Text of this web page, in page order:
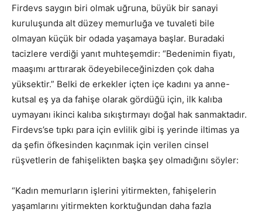
Firdevs saygın biri olmak uğruna, büyük bir sanayi
kuruluşunda alt düzey memurluğa ve tuvaleti bile
olmayan küçük bir odada yaşamaya başlar. Buradaki
tacizlere verdiği yanıt muhteşemdir: “Bedenimin fiyatı,
maaşımı arttırarak ödeyebileceğinizden çok daha
yüksektir.” Belki de erkekler içten içe kadını ya anne-
kutsal eş ya da fahişe olarak gördüğü için, ilk kalıba
uymayanı ikinci kalıba sıkıştırmayı doğal hak sanmaktadır.
Firdevs’se tıpkı para için evlilik gibi iş yerinde iltimas ya
da şefin öfkesinden kaçınmak için verilen cinsel
rüşvetlerin de fahişelikten başka şey olmadığını söyler:
“Kadın memurların işlerini yitirmekten, fahişelerin
yaşamlarını yitirmekten korktuğundan daha fazla